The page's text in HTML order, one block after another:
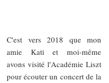
​​​​​​​C'est vers 2018 que mon
amie Kati et moi-même
avons visité l'Académie Liszt
pour écouter un concert de la